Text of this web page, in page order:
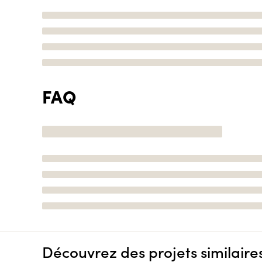
FAQ
Découvrez des projets